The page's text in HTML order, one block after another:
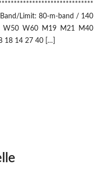
Limit: 80-m-band / 140
W50 W60 M19 M21 M40
18 14 27 40 […]